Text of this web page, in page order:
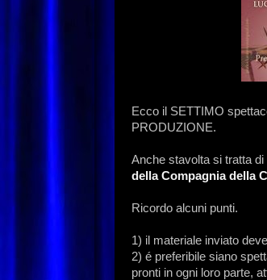
Ecco il SETTIMO
PRODUZIONE.
Anche stavolta si tratta
della Compagnia della
Ricordo alcuni punti.
1) il materiale inviato
2) é preferibile siano
pronti in ogni loro parte,